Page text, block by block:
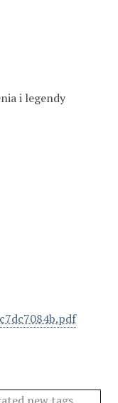
i legendy